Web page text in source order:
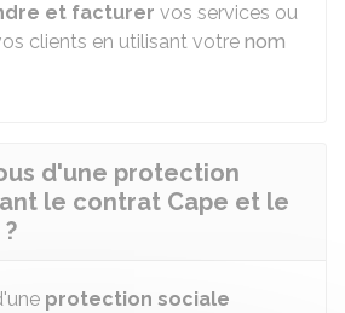
et facturer vos services ou
clients en utilisant votre nom
d'une protection
le contrat Cape et le
protection sociale